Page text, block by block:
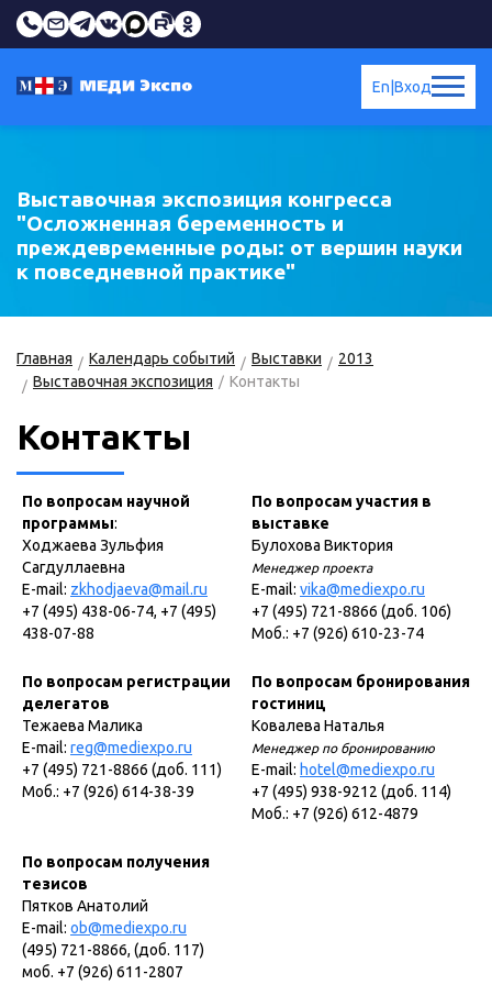
Вход
En
Выставочная экспозиция конгресса
"Осложненная беременность и
преждевременные роды: от вершин науки
к повседневной практике"
Главная Календарь событий Выставки
2013
Выставочная экспозиция
Контакты
Контакты
По вопросам научной
программы:
Ходжаева Зульфия
Сагдуллаевна
E-mail: zkhodjaeva@mail.ru
+7 (495) 438-06-74, +7 (495)
438-07-88
По вопросам участия в
выставке
Булохова Виктория
Менеджер проекта
E-mail: vika@mediexpo.ru
+7 (495) 721-8866 (доб. 106)
Моб.: +7 (926) 610-23-74
По вопросам регистрации
делегатов
Тежаева Малика
E-mail: reg@mediexpo.ru
+7 (495) 721-8866 (доб. 111)
Моб.: +7 (926) 614-38-39
По вопросам бронирования
гостиниц
Ковалева Наталья
Менеджер по бронированию
E-mail: hotel@mediexpo.ru
+7 (495) 938-9212 (доб. 114)
Моб.: +7 (926) 612-4879
По вопросам получения
тезисов
Пятков Анатолий
E-mail: ob@mediexpo.ru
(495) 721-8866, (доб. 117)
моб. +7 (926) 611-2807